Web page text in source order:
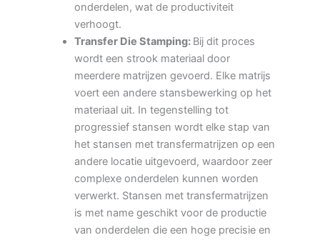
onderdelen, wat de productiviteit
verhoogt.
Transfer Die Stamping: Bij dit proces
wordt een strook materiaal door
meerdere matrijzen gevoerd. Elke matrijs
voert een andere stansbewerking op het
materiaal uit. In tegenstelling tot
progressief stansen wordt elke stap van
het stansen met transfermatrijzen op een
andere locatie uitgevoerd, waardoor zeer
complexe onderdelen kunnen worden
verwerkt. Stansen met transfermatrijzen
is met name geschikt voor de productie
van onderdelen die een hoge precisie en